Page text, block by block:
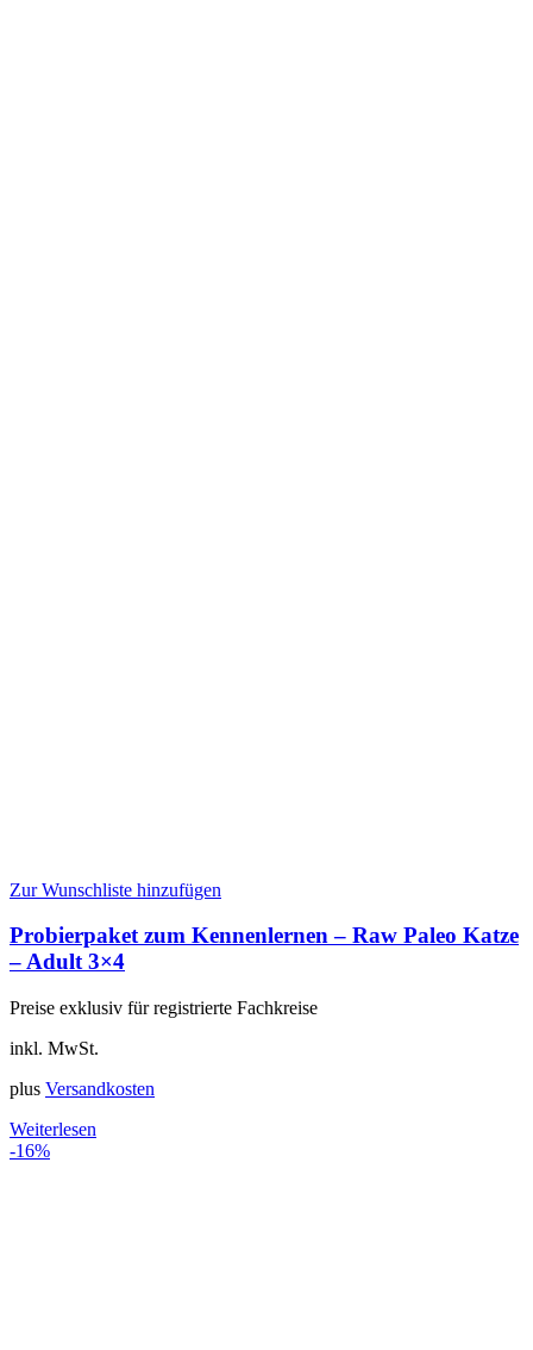
Zur Wunschliste hinzufügen
Probierpaket zum Kennenlernen – Raw Paleo Katze
– Adult 3×4
Preise exklusiv für registrierte Fachkreise
inkl. MwSt.
plus Versandkosten
Weiterlesen
-16%